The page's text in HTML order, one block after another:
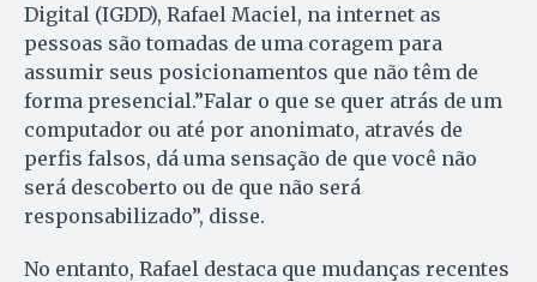
Digital (IGDD), Rafael Maciel, na internet as
pessoas são tomadas de uma coragem para
assumir seus posicionamentos que não têm de
forma presencial.”Falar o que se quer atrás de um
computador ou até por anonimato, através de
perfis falsos, dá uma sensação de que você não
será descoberto ou de que não será
responsabilizado”, disse.
No entanto, Rafael destaca que mudanças recentes